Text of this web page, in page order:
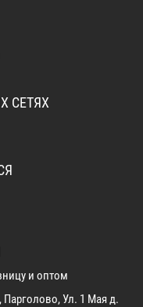
СЕТЯХ
и оптом
Парголово, Ул. 1 Мая д.